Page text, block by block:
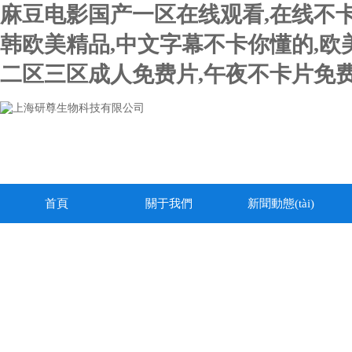
麻豆电影国产一区在线观看,在线不
韩欧美精品,中文字幕不卡你懂的,
二区三区成人免费片,午夜不卡片免
首頁 關于我們 新聞動態(tài)